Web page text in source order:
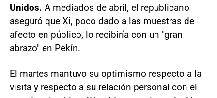
Unidos. A mediados de abril, el republicano
aseguró que Xi, poco dado a las muestras de
afecto en público, lo recibiría con un "gran
abrazo" en Pekín.
El martes mantuvo su optimismo respecto a la
visita y respecto a su relación personal con el